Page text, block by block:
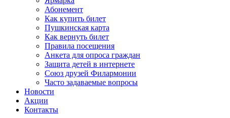
Абонемент
Как купить билет
Пушкинская карта
Как вернуть билет
Правила посещения
Анкета для опроса граждан
Защита детей в интернете
Союз друзей Филармонии
Часто задаваемые вопросы
Новости
Акции
Контакты